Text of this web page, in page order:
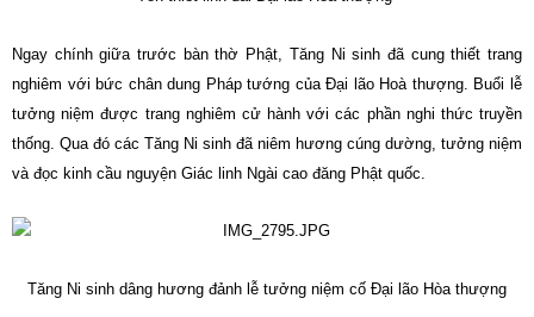
Ngay chính giữa trước bàn thờ Phật, Tăng Ni sinh đã cung thiết trang
nghiêm với bức chân dung Pháp tướng của Đại lão Hoà thượng. Buổi lễ
tưởng niệm được trang nghiêm cử hành với các phần nghi thức truyền
thống. Qua đó các Tăng Ni sinh đã niêm hương cúng dường, tưởng niệm
và đọc kinh cầu nguyện Giác linh Ngài cao đăng Phật quốc.
Tăng Ni sinh dâng hương đảnh lễ tưởng niệm cố Đại lão Hòa thượng